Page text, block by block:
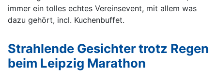
immer ein tolles echtes Vereinsevent, mit allem was
dazu gehört, incl. Kuchenbuffet.
Strahlende Gesichter trotz Regen
beim Leipzig Marathon